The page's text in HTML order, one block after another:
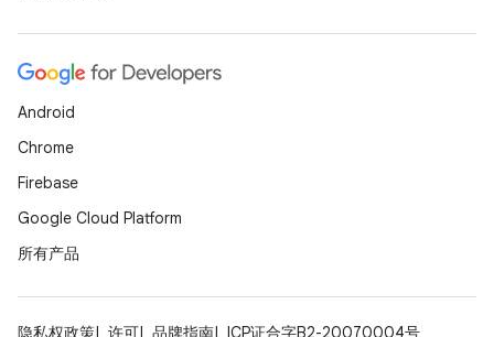
Android
Chrome
Firebase
Google Cloud Platform
所有产品
隐私权政策 许可 品牌指南 ICP证合字B2-20070004号